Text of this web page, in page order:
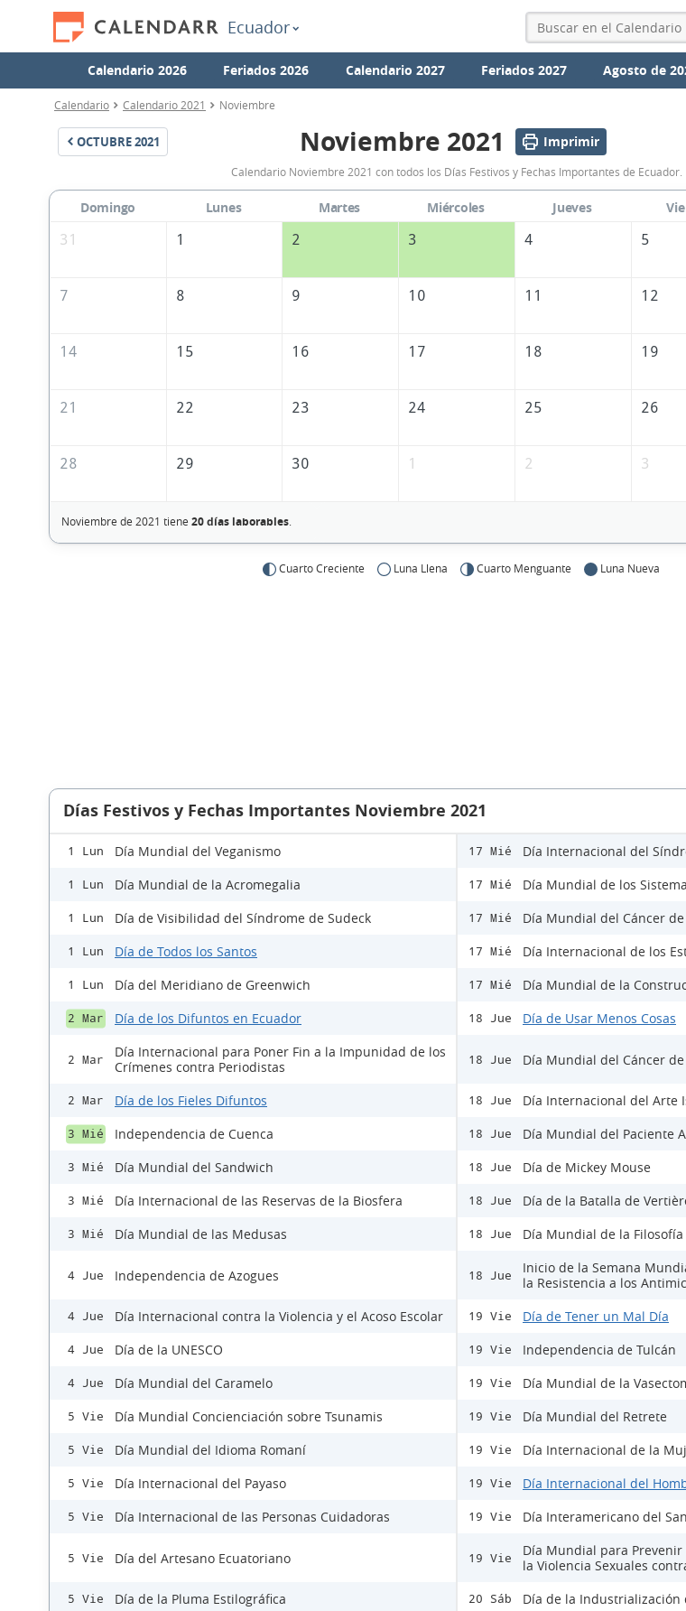
Ecuador
Calendario 2026 Feriados 2026 Calendario 2027 Feriados 2027 Agosto de
Calendario Calendario 2021 Noviembre
OCTUBRE2021
Calendario
Noviembre
2021
Ecuador
Noviembre 2021 Imprimir
Calendario Noviembre 2021 con todos los Días Festivos y Fechas Importantes de Ecuador.
Domingo Lunes Martes Miércoles Jueves
31
1 2 3 4 5
7 8 9 10 11 12
14 15 16 17 18 19
21 22 23 24 25 26
28 29 30 1 2 3
Noviembre de 2021 tiene 20 días laborables.
Cuarto Creciente Luna Llena Cuarto Menguante Luna Nueva
Días Festivos y Fechas Importantes Noviembre 2021
1 Lun Día Mundial del Veganismo
1 Lun Día Mundial de la Acromegalia
1 Lun Día de Visibilidad del Síndrome de Sudeck
1 Lun Día de Todos los Santos
1 Lun Día del Meridiano de Greenwich
2 Mar Día de los Difuntos en Ecuador
2 Mar
Día Internacional para Poner Fin a la Impunidad de los
Crímenes contra Periodistas
2 Mar Día de los Fieles Difuntos
3 Mié Independencia de Cuenca
3 Mié Día Mundial del Sandwich
3 Mié Día Internacional de las Reservas de la Biosfera
3 Mié Día Mundial de las Medusas
4 Jue Independencia de Azogues
4 Jue Día Internacional contra la Violencia y el Acoso Escolar
4 Jue Día de la UNESCO
4 Jue Día Mundial del Caramelo
5 Vie Día Mundial Concienciación sobre Tsunamis
5 Vie Día Mundial del Idioma Romaní
5 Vie Día Internacional del Payaso
5 Vie Día Internacional de las Personas Cuidadoras
5 Vie Día del Artesano Ecuatoriano
5 Vie Día de la Pluma Estilográfica
17 Mié Día Internacional del
17 Mié Día Mundial de los
17 Mié Día Mundial del Cáncer
17 Mié Día Internacional de los
17 Mié Día Mundial de la
18 Jue Día de Usar Menos Cosas
18 Jue Día Mundial del Cáncer de
18 Jue Día Internacional del Arte
18 Jue Día Mundial del Paciente
18 Jue Día de Mickey Mouse
18 Jue Día de la Batalla de
18 Jue Día Mundial de la Filosofía
18 Jue
Inicio de la Semana
la Resistencia a los
19 Vie Día de Tener un Mal Día
19 Vie Independencia de Tulcán
19 Vie Día Mundial de la
19 Vie Día Mundial del Retrete
19 Vie Día Internacional de la
19 Vie Día Internacional del
19 Vie Día Interamericano del
19 Vie
Día Mundial para Prevenir
la Violencia Sexuales
20 Sáb Día de la Industrialización